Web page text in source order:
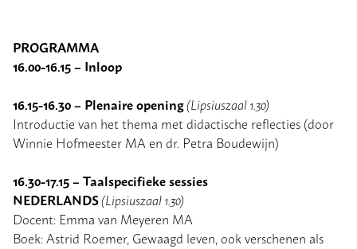
PROGRAMMA
16.00-16.15 – Inloop
16.15-16.30 – Plenaire opening(Lipsiuszaal 1.30)
Introductie van het thema met didactische reflecties (door
Winnie Hofmeester MA en dr. Petra Boudewijn)
16.30-17.15 – Taalspecifieke sessies
NEDERLANDS(Lipsiuszaal 1.30)
Docent: Emma van Meyeren MA
Boek: Astrid Roemer, Gewaagd leven , ook verschenen als